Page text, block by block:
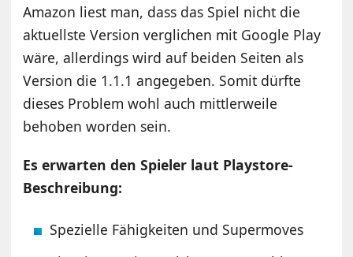
Amazon liest man, dass das Spiel nicht die
aktuellste Version verglichen mit Google Play
wäre, allerdings wird auf beiden Seiten als
Version die 1.1.1 angegeben. Somit dürfte
dieses Problem wohl auch mittlerweile
behoben worden sein.
Es erwarten den Spieler laut Playstore-
Beschreibung:
Spezielle Fähigkeiten und Supermoves